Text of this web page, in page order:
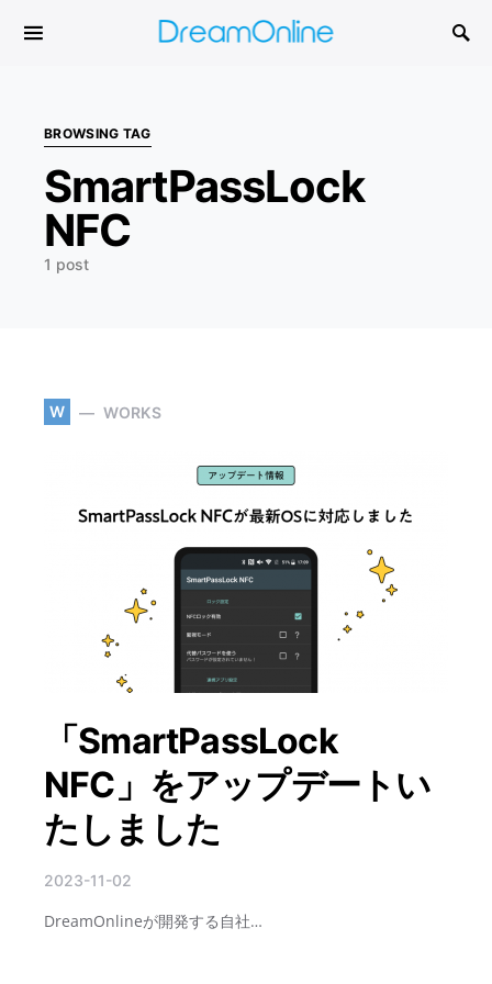
BROWSING TAG
SmartPassLock
NFC
1 post
W WORKS
「SmartPassLock
NFC」をアップデートい
たしました
2023-11-02
DreamOnlineが開発する自社…